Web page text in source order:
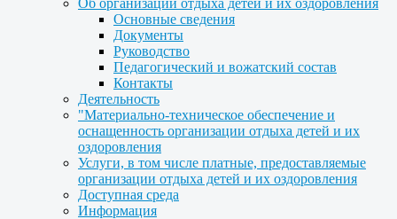
Об организации отдыха детей и их оздоровления
Основные сведения
Документы
Руководство
Педагогический и вожатский состав
Контакты
Деятельность
"Материально-техническое обеспечение и
оснащенность организации отдыха детей и их
оздоровления
Услуги, в том числе платные, предоставляемые
организации отдыха детей и их оздоровления
Доступная среда
Информация